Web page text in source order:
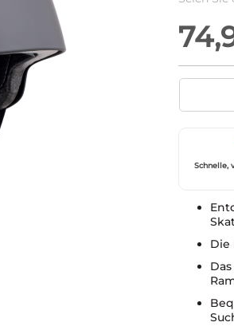
Schnelle,
Die